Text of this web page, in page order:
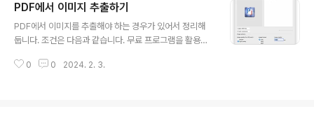
PDF에서 이미지 추출하기
PDF에서 이미지를 추출해야 하는 경우가 있어서 정리해
둡니다. 조건은 다음과 같습니다. 무료 프로그램을 활용할
- 조절할 수 있는 다수의 파일을 처리할 수 있을 것 PDF 파
0 0 2024. 2. 3.